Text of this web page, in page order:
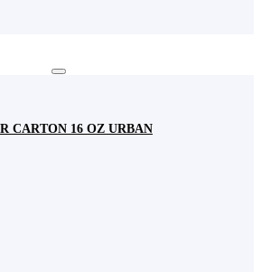
CARTON 16 OZ URBAN